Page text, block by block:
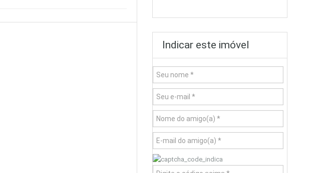
Indicar este imóvel